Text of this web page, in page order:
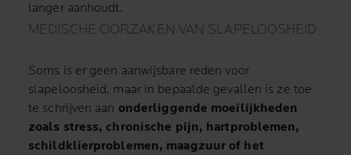
langer aanhoudt.
MEDISCHE OORZAKEN VAN SLAPELOOSHEID
Soms is er geen aanwijsbare reden voor
slapeloosheid, maar in bepaalde gevallen is ze toe
te schrijven aan onderliggende moeilijkheden
zoals stress, chronische pijn, hartproblemen,
schildklierproblemen, maagzuur of het